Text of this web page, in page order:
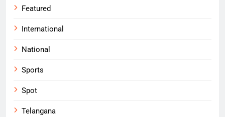
Featured
International
National
Sports
Spot
Telangana